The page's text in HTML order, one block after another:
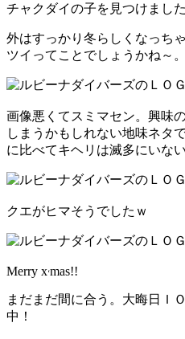
チャクダイの子を見つけました
外はすっかり冬らしくなっち
ツイってことでしょうかね～。
画像悪くてスミマセン。興味
しまうかもしれない地味ネタ
に比べてキヘリは滅多にいな
クエがヒマそうでしたｗ
Merry x‘mas!!
まだまだ間に合う。大晦日Ｉ
中！